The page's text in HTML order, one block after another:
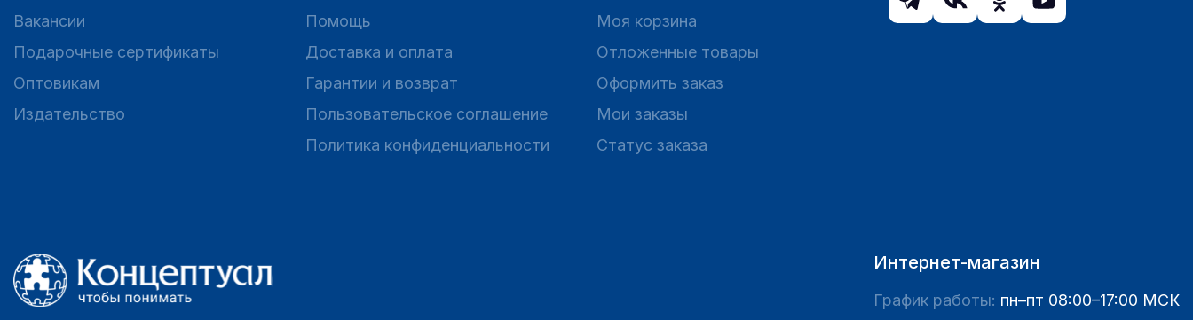
Вакансии
Подарочные сертификаты
Оптовикам
Издательство
Помощь
Доставка и оплата
Гарантии и возврат
Пользовательское соглашение
Политика конфиденциальности
Моя корзина
Отложенные товары
Оформить заказ
Мои заказы
Статус заказа
Интернет-магазин
График работы: пн–пт 08:00–17:00 МСК